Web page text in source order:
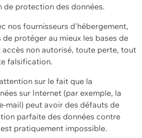
de protection des données.
nos fournisseurs d'hébergement,
protéger au mieux les bases de
non autorisé, toute perte, tout
falsification.
sur le fait que la
sur Internet (par exemple, la
mail) peut avoir des défauts de
parfaite des données contre
pratiquement impossible.